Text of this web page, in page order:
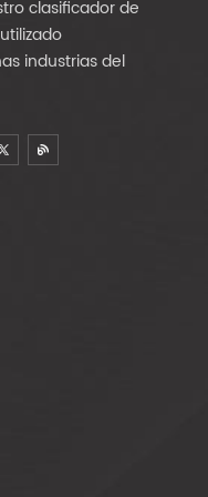
clasificador de
industrias del